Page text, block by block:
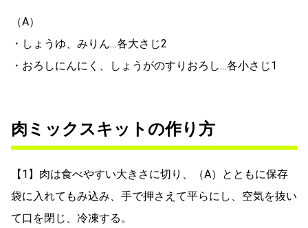
（A）
・しょうゆ、みりん…各大さじ2
・おろしにんにく、しょうがのすりおろし…各小さじ1
肉ミックスキットの作り方
【1】肉は食べやすい大きさに切り、（A）とともに保存
袋に入れてもみ込み、手で押さえて平らにし、空気を抜い
て口を閉じ、冷凍する。